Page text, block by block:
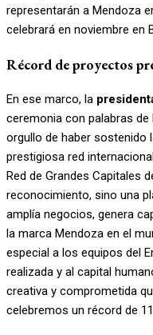
representarán a Mendoza
celebrará en noviembre en
Récord de proyectos
En ese marco, la
ceremonia con palabras de
orgullo de haber sostenido
prestigiosa red
Red de Grandes Capitales
reconocimiento, sino una
amplía negocios, genera
la marca Mendoza en el
especial a los equipos del
realizada y al capital
creativa y comprometida
celebremos un récord de